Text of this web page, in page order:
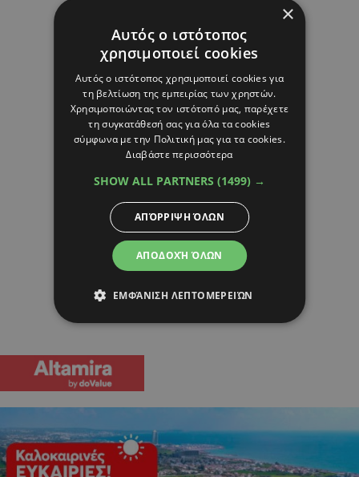
×
Αυτός ο ιστότοπος
χρησιμοποιεί cookies
Αυτός ο ιστότοπος χρησιμοποιεί cookies για
τη βελτίωση της εμπειρίας των χρηστών.
Χρησιμοποιώντας τον ιστότοπό μας, παρέχετε
τη συγκατάθεσή σας για όλα τα cookies
σύμφωνα με την Πολιτική μας για τα cookies.
Διαβάστε περισσότερα
SHOW ALL PARTNERS (1499) →
ΑΠΟΔΟΧΉ ΌΛΩΝ
ΑΠΌΡΡΙΨΗ ΌΛΩΝ
ΕΜΦΆΝΙΣΗ ΛΕΠΤΟΜΕΡΕΙΏΝ